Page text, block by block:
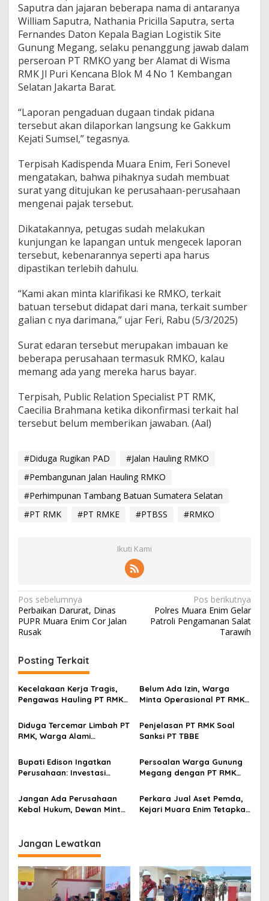
Saputra dan jajaran beberapa nama di antaranya
William Saputra, Nathania Pricilla Saputra, serta
Fernandes Daton Kepala Bagian Logistik Site
Gunung Megang, selaku penanggung jawab dalam
perseroan PT RMKO yang ber Alamat di Wisma
RMK Jl Puri Kencana Blok M 4 No 1 Kembangan
Selatan Jakarta Barat.
“Laporan pengaduan dugaan tindak pidana
tersebut akan dilaporkan langsung ke Gakkum
Kejati Sumsel,” tegasnya.
Terpisah Kadispenda Muara Enim, Feri Sonevel
mengatakan, bahwa pihaknya sudah membuat
surat yang ditujukan ke perusahaan-perusahaan
mengenai pajak tersebut.
Dikatakannya, petugas sudah melakukan
kunjungan ke lapangan untuk mengecek laporan
tersebut, kebenarannya seperti apa harus
dipastikan terlebih dahulu.
“Kami akan minta klarifikasi ke RMKO, terkait
batuan tersebut didapat dari mana, terkait sumber
galian c nya darimana,” ujar Feri, Rabu (5/3/2025)
Surat edaran tersebut merupakan imbauan ke
beberapa perusahaan termasuk RMKO, kalau
memang ada yang mereka harus bayar.
Terpisah, Public Relation Specialist PT RMK,
Caecilia Brahmana ketika dikonfirmasi terkait hal
tersebut belum memberikan jawaban. (Aal)
#Diduga Rugikan PAD
#Jalan Hauling RMKO
#Pembangunan Jalan Hauling RMKO
#Perhimpunan Tambang Batuan Sumatera Selatan
#PT RMK
#PT RMKE #PTBSS #RMKO
Ikuti Kami
N
a
v
i
g
a
s
i
p
s
Pos sebelumnya
Perbaikan Darurat, Dinas
PUPR Muara Enim Cor Jalan
Rusak
Pos berikutnya
Polres Muara Enim Gelar
Patroli Pengamanan Salat
Tarawih
Posting Terkait
Kecelakaan Kerja Tragis,
Pengawas Hauling PT RMK
Belum Ada Izin, Warga
Minta Operasional PT RMK
Diduga Tercemar Limbah PT
RMK, Warga Alami
Kelapa Sawit dan Karet
Penjelasan PT RMK Soal
Sanksi PT TBBE
Bupati Edison Ingatkan
Perusahaan: Investasi
Rugikan Hak Masyarakat
Persoalan Warga Gunung
Megang dengan PT RMK
Jangan Ada Perusahaan
Kebal Hukum, Dewan Minta
(RMKE)
Perkara Jual Aset Pemda,
Kejari Muara Enim Tetapkan
Jangan Lewatkan